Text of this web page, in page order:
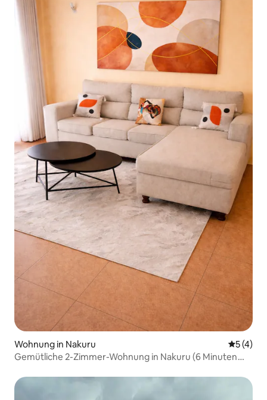
Wohnung in Nakuru
5 (4)
Gemütliche 2-Zimmer-Wohnung in Nakuru (6 Minuten